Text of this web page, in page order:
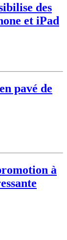
des
et iPad
pavé de
à